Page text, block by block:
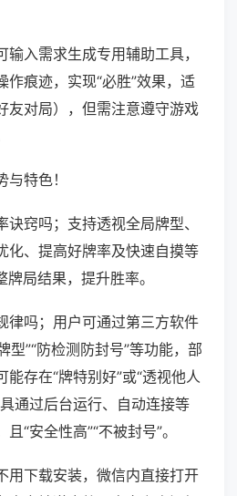
入需求生成专用辅助工具，
作痕迹，实现“必胜”效果，适
友对局），但需注意遵守游戏
特色！
窍吗；支持透视全局牌型、
化、提高好牌率及快速自摸等
局结果，提升胜率。
律吗；用户可通过第三方软件
型”“防检测防封号”等功能，部
存在“牌特别好”或“透视他人
通过后台运行、自动连接等
“安全性高”“不被封号”。
用下载安装，微信内直接打开